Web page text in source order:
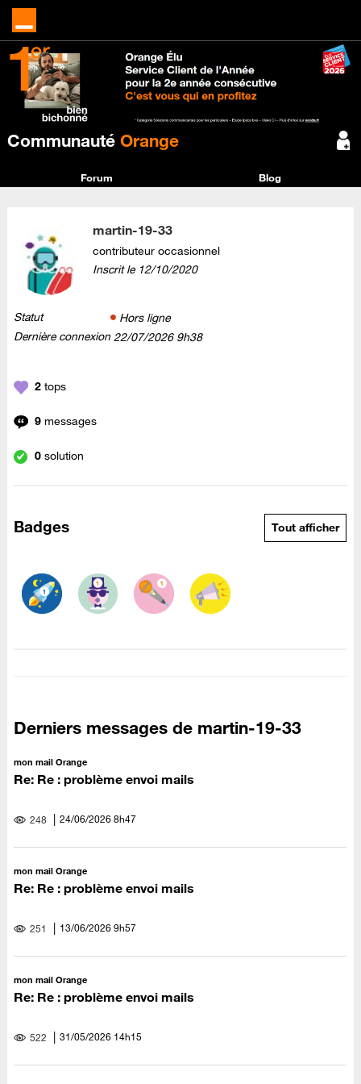
Communauté Orange
Forum Blog
martin-19-33
contributeur occasionnel
Inscrit le ‎12/10/2020
Statut
Hors ligne
Dernière connexion ‎22/07/2026 9h38
2 tops
9 messages
0 solution
Badges Tout afficher
Derniers messages de martin-19-33
mon mail Orange
Re: Re : problème envoi mails
248 ‎24/06/20268h47
mon mail Orange
Re: Re : problème envoi mails
251 ‎13/06/20269h57
mon mail Orange
Re: Re : problème envoi mails
522 ‎31/05/2026 14h15